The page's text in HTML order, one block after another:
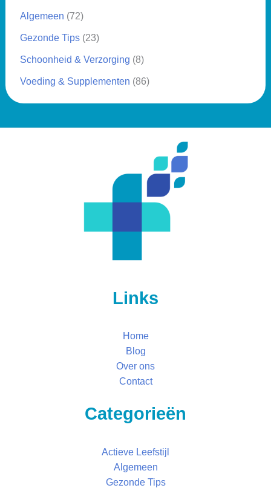
Algemeen (72)
Gezonde Tips(23)
Schoonheid & Verzorging (8)
Voeding & Supplementen (86)
Links
Home
Blog
Over ons
Contact
Categorieën
Actieve Leefstijl
Algemeen
Gezonde Tips